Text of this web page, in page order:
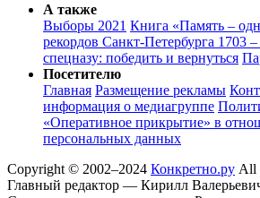
А также
Выборы 2021 Книга «Память –
рекордов Санкт-Петербурга 1703
спецназу: победить и вернуться
Посетителю
Главная Размещение рекламы
информация о медиагруппе
«Оперативное прикрытие» в
персональных данных
Copyright © 2002–2024 Конкретно.ру All
Главный редактор — Кирилл